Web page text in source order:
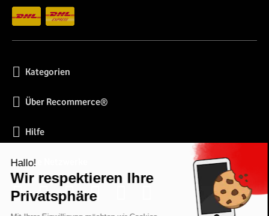
Kategorien
Über Recommerce®
Hilfe
Soziale Netzwerke